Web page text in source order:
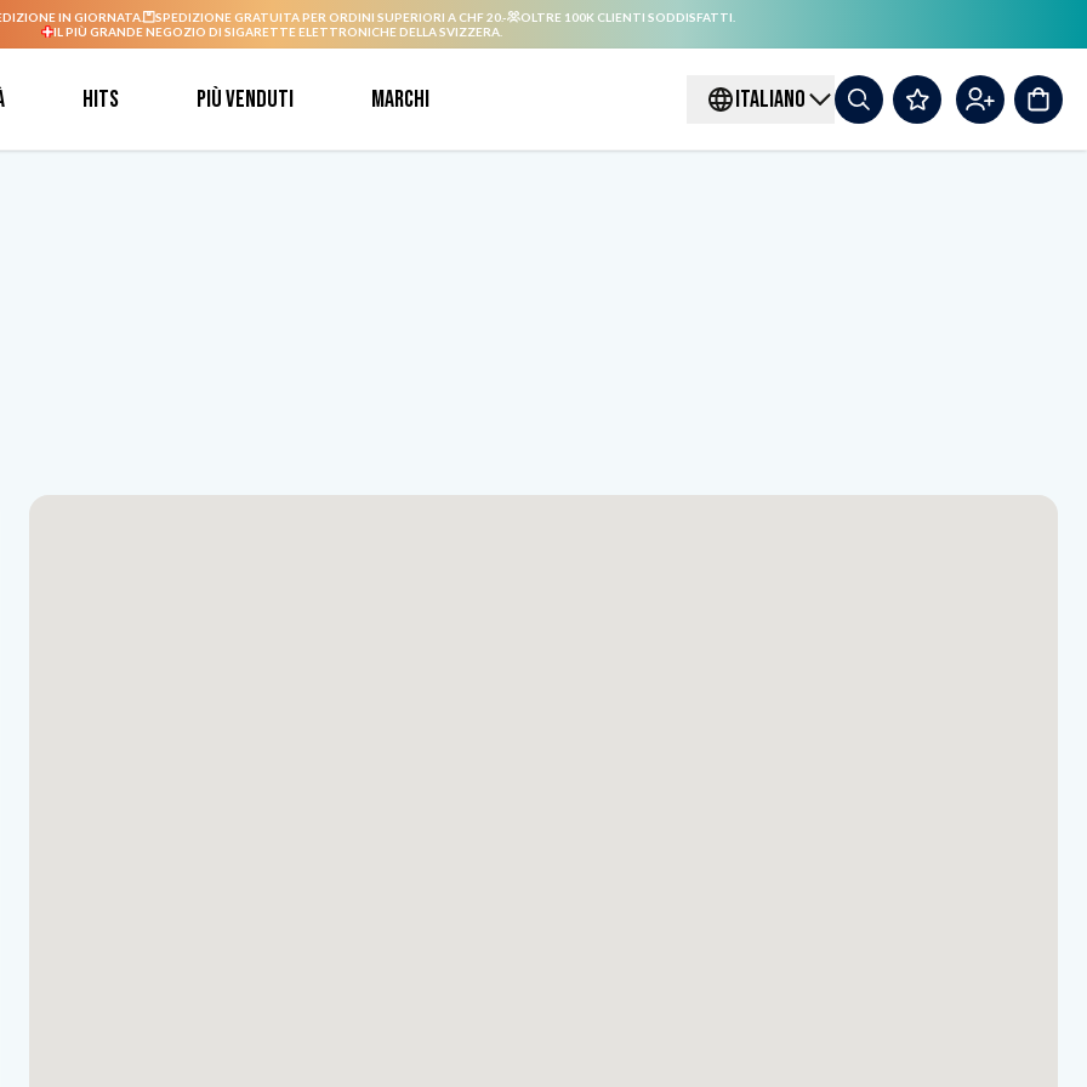
IN GIORNATA. SPEDIZIONE GRATUITA PER ORDINI SUPERIORI A CHF 20.-
OLTRE 100K CLIENTI SODDISFATTI.
IL PIÙ GRANDE NEGOZIO DI SIGARETTE ELETTRONICHE DELLA SVIZZERA.
Hits Più venduti Marchi ITALIANO
nascondi orari di apertura